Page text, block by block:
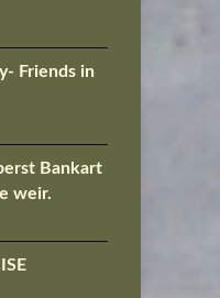
Friends in
Bankart
weir.